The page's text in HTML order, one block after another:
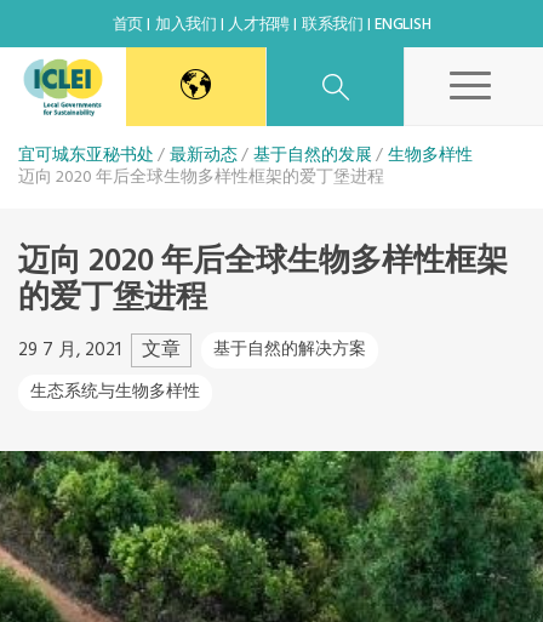
首页 加入我们 人才招聘 联系我们 ENGLISH
东亚秘书处
日本办公室
北京代表处
全球秘书处
非洲秘书处
宜可城东亚秘书处 最新动态 基于自然的发展 生物多样性
迈向 2020 年后全球生物多样性框架的爱丁堡进程
迈向 2020 年后全球生物多样性框架
的爱丁堡进程
29 7 月, 2021 文章
基于自然的解决方案
生态系统与生物多样性